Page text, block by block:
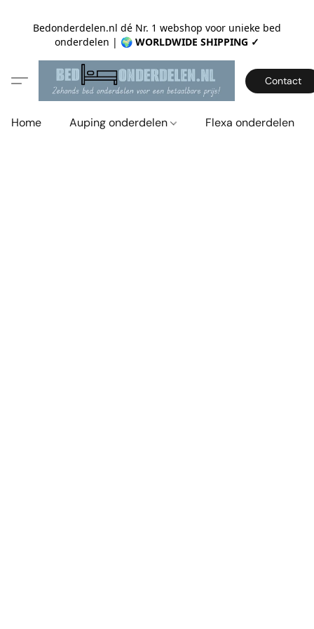
Bedonderdelen.nl dé Nr. 1 webshop voor unieke bed
onderdelen | 🌍 WORLDWIDE SHIPPING ✓
Contact
Home Auping onderdelen Flexa onderdelen